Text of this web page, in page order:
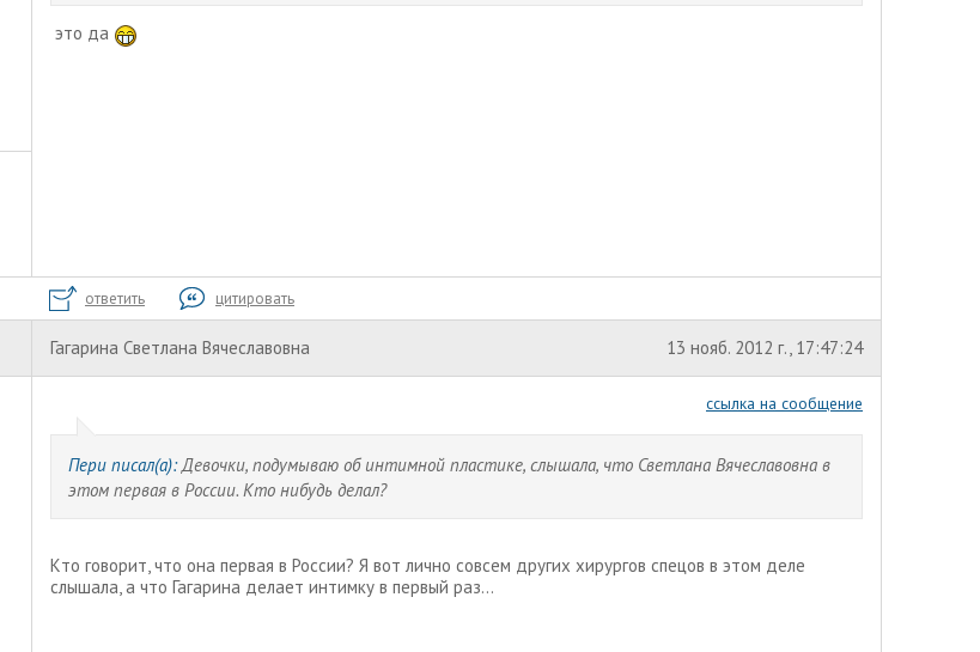
это да
ответить цитировать
Гагарина Светлана Вячеславовна 13 нояб. 2012 г., 17:47:24
ссылка на сообщение
Пери писал(а):Девочки, подумываю об интимной пластике, слышала, что Светлана Вячеславовна в
этом первая в России. Кто нибудь делал?
Кто говорит, что она первая в России? Я вот лично совсем других хирургов спецов в этом деле
слышала, а что Гагарина делает интимку в первый раз...